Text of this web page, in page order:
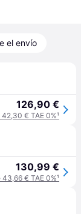
el envío
126,90 €
€ TAE 0%¹
130,99 €
€ TAE 0%¹